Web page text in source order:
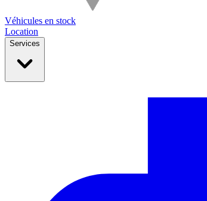
Véhicules en stock
Location
Services